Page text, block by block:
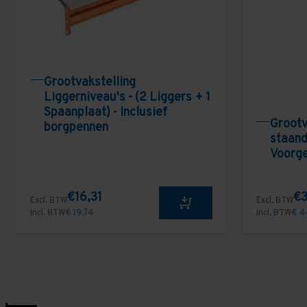
Grootvakstelling
Liggerniveau's - (2 Liggers + 1
Spaanplaat) - Inclusief
borgpennen
Excl. BTW€16,31
Incl. BTW€ 19,74
Excl. BTW
Incl. BTW€